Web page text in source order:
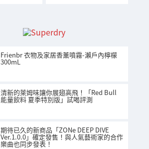
Frienbr 衣物及家居香薰噴霧-瀨戶內檸檬
300mL
清新的萊姆味讓你展翅高飛！「Red Bull
能量飲料 夏季特別版」試喝評測
期待已久的新商品「ZONe DEEP DIVE
Ver.1.0.0」確定發售！與人氣藝術家的合作
樂曲也同步發表！